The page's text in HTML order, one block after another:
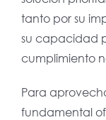
tanto por su
su capacidad
cumplimiento
Para
fundamental